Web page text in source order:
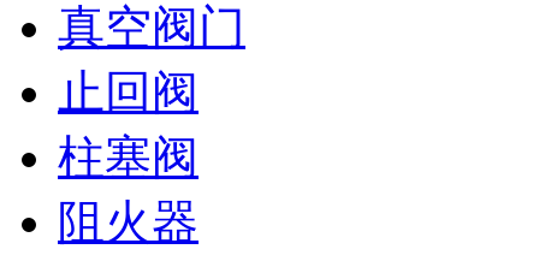
真空阀门
止回阀
柱塞阀
阻火器